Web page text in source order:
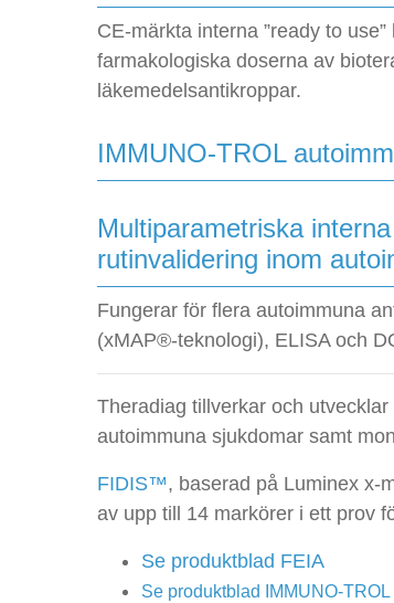
CE-märkta interna ”ready to
farmakologiska doserna av
läkemedelsantikroppar.
IMMUNO-TROL
Multiparametriska
rutinvalidering inom
Fungerar för flera autoimmuna
(xMAP®-teknologi), ELISA och
Theradiag tillverkar och
autoimmuna sjukdomar samt
FIDIS™, baserad på Luminex x-
av upp till 14 markörer i ett prov
Se produktblad FEIA
Se produktblad IMMUNO-